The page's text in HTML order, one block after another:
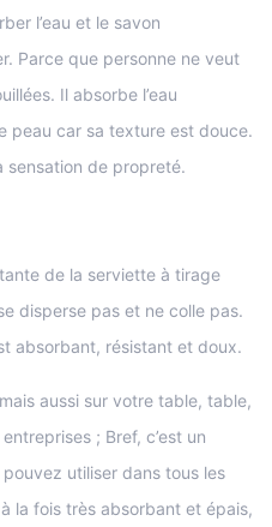
l’eau et le savon
Parce que personne ne veut
Il absorbe l’eau
peau car sa texture est douce.
sensation de propreté.
de la serviette à tirage
disperse pas et ne colle pas.
absorbant, résistant et doux.
aussi sur votre table, table,
; Bref, c’est un
utiliser dans tous les
la fois très absorbant et épais,